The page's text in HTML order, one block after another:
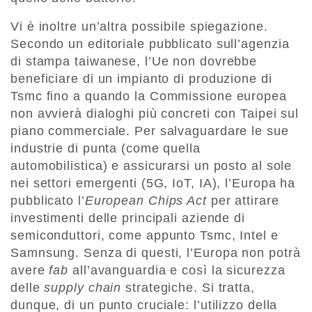
Vi è inoltre un’altra possibile spiegazione.
Secondo un editoriale pubblicato sull’agenzia
di stampa taiwanese, l’Ue non dovrebbe
beneficiare di un impianto di produzione di
Tsmc fino a quando la Commissione europea
non avvierà dialoghi più concreti con Taipei sul
piano commerciale. Per salvaguardare le sue
industrie di punta (come quella
automobilistica) e assicurarsi un posto al sole
nei settori emergenti (5G, IoT, IA), l’Europa ha
pubblicato l’European Chips Act per attirare
investimenti delle principali aziende di
semiconduttori, come appunto Tsmc, Intel e
Samnsung. Senza di questi, l’Europa non potrà
averefaball’avanguardia e così la sicurezza
dellesupply chainstrategiche. Si tratta,
dunque, di un punto cruciale: l’utilizzo della